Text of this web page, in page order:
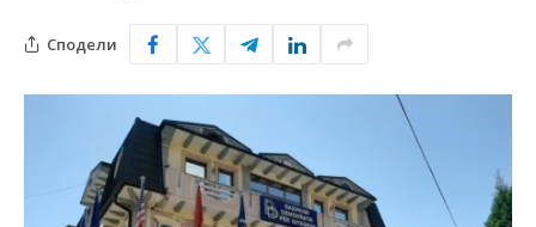
Сподели